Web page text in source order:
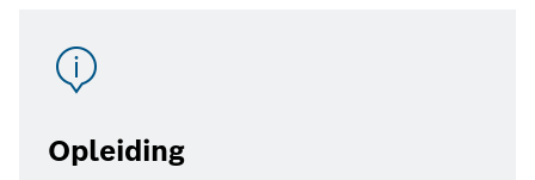
Opleiding